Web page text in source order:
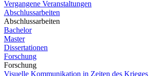
Vergangene Veranstaltungen
Abschlussarbeiten
Abschlussarbeiten
Bachelor
Master
Dissertationen
Forschung
Forschung
Visuelle Kommunikation in Zeiten des Krieges